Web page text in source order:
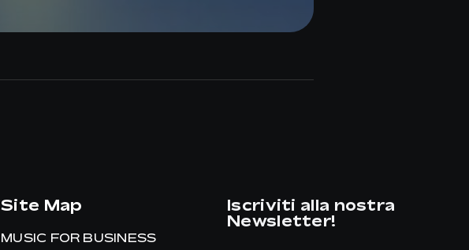
Site Map
MUSIC FOR BUSINESS
Iscriviti alla nostra
Newsletter!